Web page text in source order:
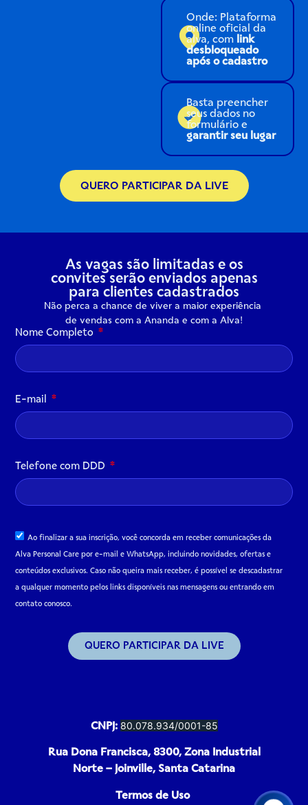
Onde: Plataforma
online oficial da
alva, com link
desbloqueado
após o cadastro
Basta preencher
seus dados no
formulário e
garantir seu lugar
QUERO PARTICIPAR DA LIVE
As vagas são limitadas e os
convites serão enviados apenas
para clientes cadastrados
Não perca a chance de viver a maior experiência
de vendas com a Ananda e com a Alva!
Nome Completo
E-mail
Telefone com DDD
Ao finalizar a sua inscrição, você concorda em receber comunicações da
Alva Personal Care por e-mail e WhatsApp, incluindo novidades, ofertas e
conteúdos exclusivos. Caso não queira mais receber, é possível se descadastrar
a qualquer momento pelos links disponíveis nas mensagens ou entrando em
contato conosco.
QUERO PARTICIPAR DA LIVE
CNPJ: 80.078.934/0001-85
Rua Dona Francisca, 8300, Zona Industrial
Norte – Joinville, Santa Catarina
Termos de Uso